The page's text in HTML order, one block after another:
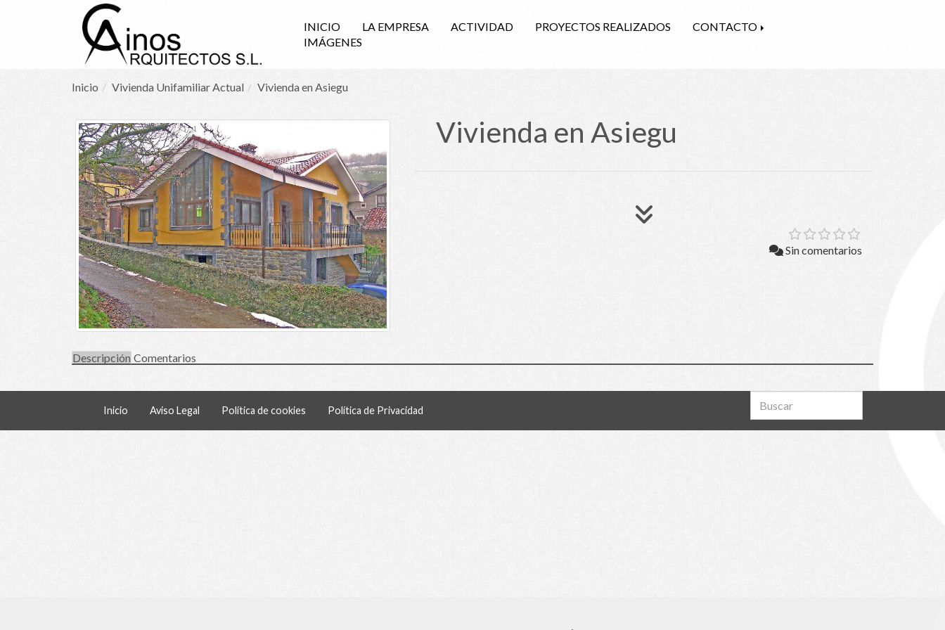
INICIO LA EMPRESA ACTIVIDAD PROYECTOS REALIZADOS
CONTACTO
IMÁGENES
Inicio Vivienda Unifamiliar Actual Vivienda en Asiegu
Vivienda en Asiegu
Sin comentarios
Descripción Comentarios
Inicio Aviso Legal Política de cookies Política de Privacidad